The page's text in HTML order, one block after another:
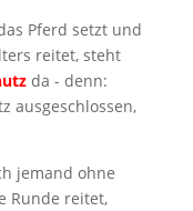
Pferd setzt und
reitet, steht
da - denn:
ausgeschlossen,
jemand ohne
Runde reitet,